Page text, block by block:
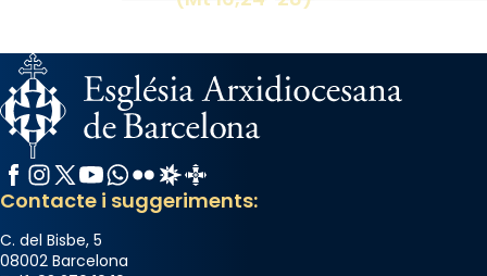
Facebook
Instagram
X / Twitter
YouTube
WhatsApp
FlickrRadio Estel
Catalunya Cristiana
Contacte i suggeriments:
C. del Bisbe, 5
08002 Barcelona